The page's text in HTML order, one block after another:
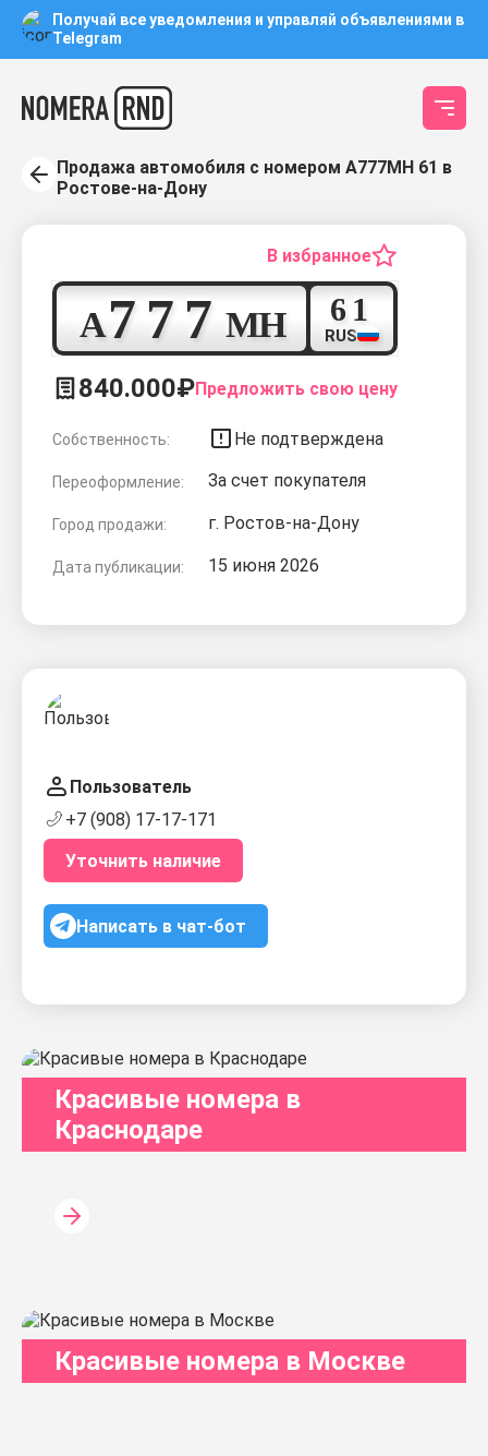
Получай все уведомления и управляй объявлениями в
Telegram
Продажа автомобиля с номером А777МН 61 в
Ростове-на-Дону
В избранное
А7
7
7
М
Н 61
RUS
840.000₽Предложить свою цену
Собственность: Не подтверждена
Переоформление: За счет покупателя
Город продажи: г. Ростов-на-Дону
Дата публикации: 15 июня 2026
Пользователь
+7 (908) 17-17-171
Уточнить наличие
Написать в чат-бот
Красивые номера в
Краснодаре
Красивые номера в Москве